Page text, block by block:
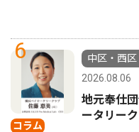
6
コラム
中区・西
2026.08.06
地元奉仕
ータリー